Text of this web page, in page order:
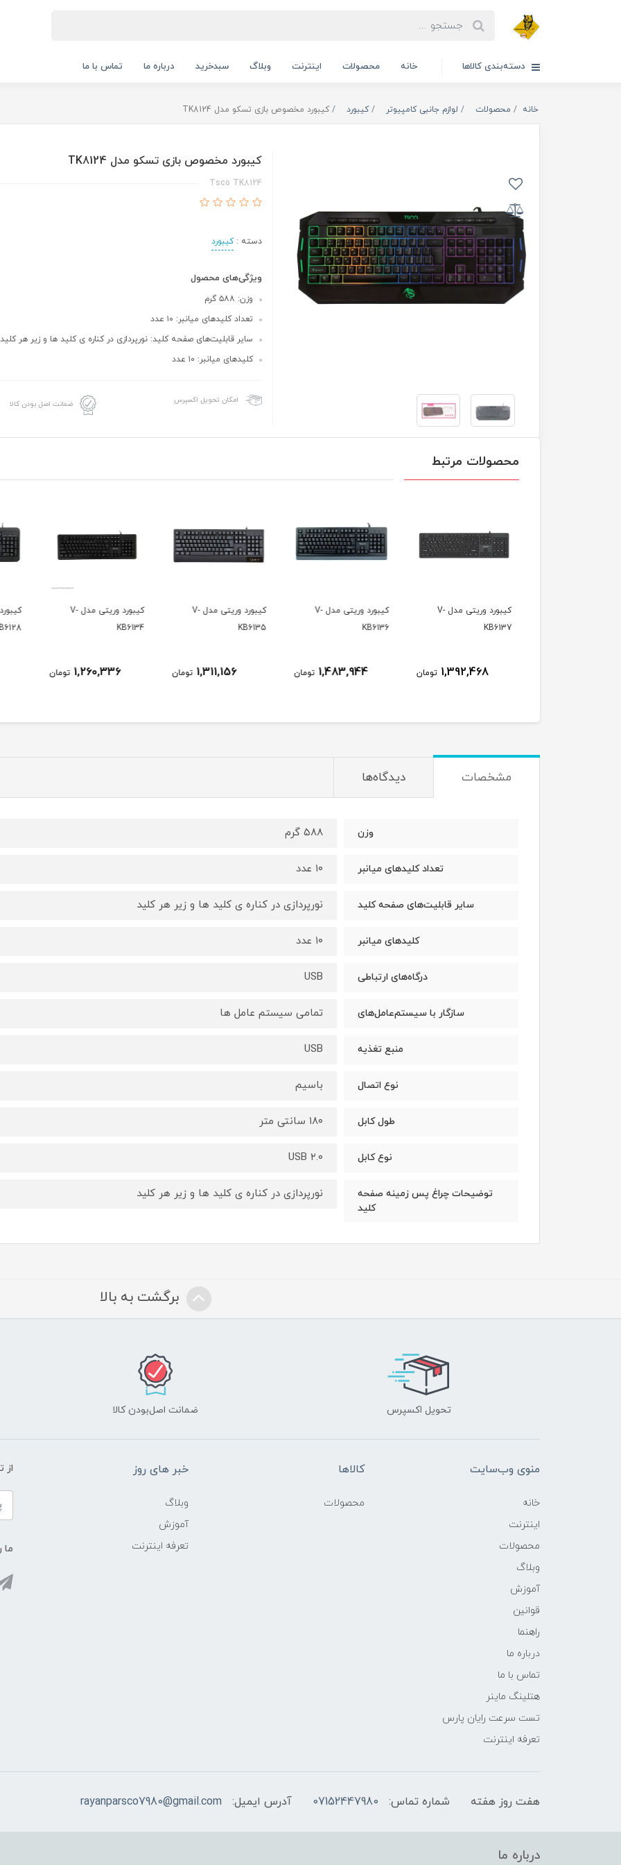
دسته‌بندی کالاها خانه محصولات اینترنت وبلاگ سبدخرید درباره ما تماس با ما
خانه محصولات لوازم جانبی کامپیوتر کیبورد کیبورد مخصوص بازی تسکو مدل TK8124
کیبورد مخصوص بازی تسکو مدل TK8124
Tsco TK8124
دسته :کیبورد
ویژگی‌های محصول
وزن: ۵۸۸ گرم
تعداد کلیدهای میانبر: ۱۰ عدد
سایر قابلیت‌های صفحه کلید: نورپردازی در کناره ی کلید ها و زیر هر کلید
کلیدهای میانبر: ۱۰ عدد
امکان تحویل اکسپرس ضمانت اصل بودن کالا
محصولات مرتبط
کیبورد وریتی مدل V-
KB6136
1,483,944 تومان
کیبورد وریتی مدل V-
KB6135
1,311,156 تومان
کیبورد وریتی مدل V-
KB6134
1,260,336 تومان
کیبورد وریتی مدل V-
KB6128
1,240,008 تومان
مشخصات دیدگاه‌ها
وزن ۵۸۸ گرم
تعداد کلیدهای میانبر ۱۰ عدد
سایر قابلیت‌های صفحه کلید نورپردازی در کناره ی کلید ها و زیر هر کلید
کلیدهای میانبر ۱۰ عدد
درگاه‌های ارتباطی USB
سازگار با سیستم‌عامل‌های تمامی سیستم عامل ها
منبع تغذیه USB
نوع اتصال باسیم
طول کابل ۱۸۰ سانتی متر
نوع کابل USB ۲.۰
توضیحات چراغ‌ پس زمینه صفحه
کلید
نورپردازی در کناره ی کلید ها و زیر هر کلید
برگشت به بالا
تحویل اکسپرس ضمانت اصل‌بودن کالا
منوی وب‌سایت
خانه
اینترنت
محصولات
وبلاگ
آموزش
قوانین
راهنما
درباره ما
تماس با ما
هتلینگ ماینر
تست سرعت رایان پارس
تعرفه اینترنت
کالاها
محصولات
خبر های روز
وبلاگ
آموزش
تعرفه اینترنت
از
ما
هفت روز هفته شماره تماس: 07152447980 آدرس ایمیل: rayanparsco7980@gmail.com
درباره ما